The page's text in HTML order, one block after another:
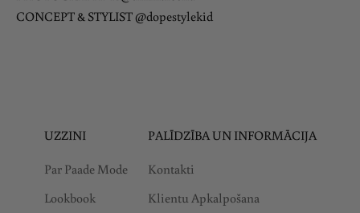
CONCEPT & STYLIST @dopestylekid
UZZINI
Par Paade Mode
Lookbook
PALĪDZĪBA UN INFORMĀCIJA
Kontakti
Klientu Apkalpošana